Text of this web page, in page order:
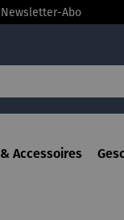
Abo
Accessoires